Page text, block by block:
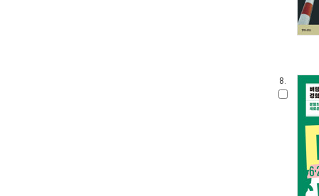
8.